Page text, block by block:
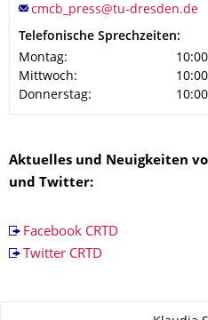
Telefonische Sprechzeiten:
Montag:
Mittwoch:
Donnerstag:
Aktuelles und Neuigkeiten
und Twitter:
Facebook CRTD
Twitter CRTD